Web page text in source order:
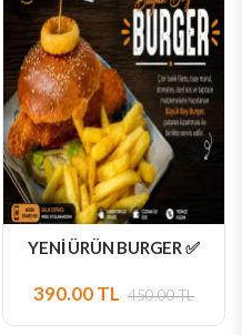
YENİ ÜRÜN BURGER ✅
390.00 TL